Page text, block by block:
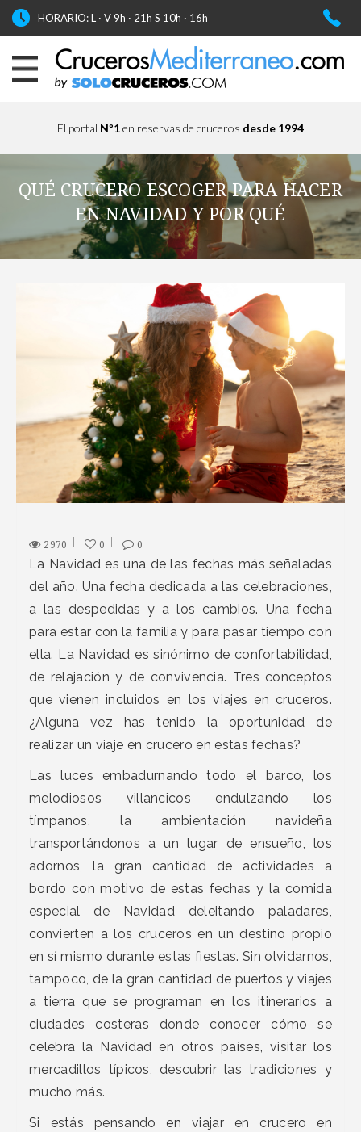
HORARIO: L · V 9h · 21h S 10h · 16h
El portal Nº1en reservas de cruceros desde 1994
QUÉ CRUCERO ESCOGER PARA HACER
EN NAVIDAD Y POR QUÉ
2970 0 0
La Navidad es una de las fechas más señaladas
del año. Una fecha dedicada a las celebraciones,
a las despedidas y a los cambios. Una fecha
para estar con la familia y para pasar tiempo con
ella. La Navidad es sinónimo de confortabilidad,
de relajación y de convivencia. Tres conceptos
que vienen incluidos en los viajes en cruceros.
¿Alguna vez has tenido la oportunidad de
realizar un viaje en crucero en estas fechas?
Las luces embadurnando todo el barco, los
melodiosos villancicos endulzando los
tímpanos, la ambientación navideña
transportándonos a un lugar de ensueño, los
adornos, la gran cantidad de actividades a
bordo con motivo de estas fechas y la comida
especial de Navidad deleitando paladares,
convierten a los cruceros en un destino propio
en sí mismo durante estas fiestas. Sin olvidarnos,
tampoco, de la gran cantidad de puertos y viajes
a tierra que se programan en los itinerarios a
ciudades costeras donde conocer cómo se
celebra la Navidad en otros países, visitar los
mercadillos típicos, descubrir las tradiciones y
mucho más.
Si estás pensando en viajar en crucero en